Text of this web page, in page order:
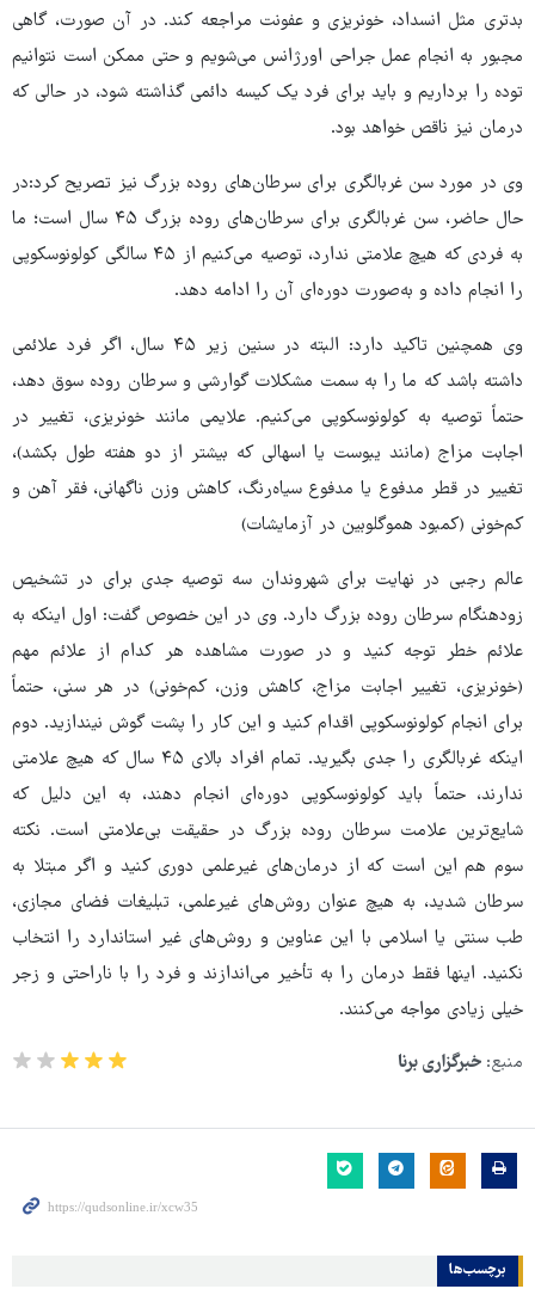
بدتری مثل انسداد، خونریزی و عفونت مراجعه کند. در آن صورت، گاهی
مجبور به انجام عمل جراحی اورژانس می‌شویم و حتی ممکن است نتوانیم
توده را برداریم و باید برای فرد یک کیسه دائمی گذاشته شود، در حالی که
درمان نیز ناقص خواهد بود.
وی در مورد سن غربالگری برای سرطان‌های روده بزرگ نیز تصریح کرد:در
حال حاضر، سن غربالگری برای سرطان‌های روده بزرگ ۴۵ سال است؛ ما
به فردی که هیچ علامتی ندارد، توصیه می‌کنیم از ۴۵ سالگی کولونوسکوپی
را انجام داده و به‌صورت دوره‌ای آن را ادامه دهد.
وی همچنین تاکید دارد: البته در سنین زیر ۴۵ سال، اگر فرد علائمی
داشته باشد که ما را به سمت مشکلات گوارشی و سرطان روده سوق دهد،
حتماً توصیه به کولونوسکوپی می‌کنیم. علایمی مانند خونریزی، تغییر در
اجابت مزاج (مانند یبوست یا اسهالی که بیشتر از دو هفته طول بکشد)،
تغییر در قطر مدفوع یا مدفوع سیاه‌رنگ، کاهش وزن ناگهانی، فقر آهن و
کم‌خونی (کمبود هموگلوبین در آزمایشات)
عالم رجبی در نهایت برای شهروندان سه توصیه جدی برای در تشخیص
زودهنگام سرطان روده بزرگ دارد. وی در این خصوص گفت: اول اینکه به
علائم خطر توجه کنید و در صورت مشاهده هر کدام از علائم مهم
(خونریزی، تغییر اجابت مزاج، کاهش وزن، کم‌خونی) در هر سنی، حتماً
برای انجام کولونوسکوپی اقدام کنید و این کار را پشت گوش نیندازید. دوم
اینکه غربالگری را جدی بگیرید. تمام افراد بالای ۴۵ سال که هیچ علامتی
ندارند، حتماً باید کولونوسکوپی دوره‌ای انجام دهند، به این دلیل که
شایع‌ترین علامت سرطان روده بزرگ در حقیقت بی‌علامتی است. نکته
سوم هم این است که از درمان‌های غیرعلمی دوری کنید و اگر مبتلا به
سرطان شدید، به هیچ عنوان روش‌های غیرعلمی، تبلیغات فضای مجازی،
طب سنتی یا اسلامی با این عناوین و روش‌های غیر استاندارد را انتخاب
نکنید. اینها فقط درمان را به تأخیر می‌اندازند و فرد را با ناراحتی و زجر
خیلی زیادی مواجه می‌کنند.
منبع: خبرگزاری برنا
برچسب‌ها